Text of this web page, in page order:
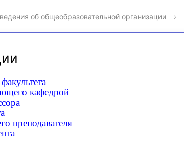
об общеобразовательной организации ›
кафедрой
преподавателя